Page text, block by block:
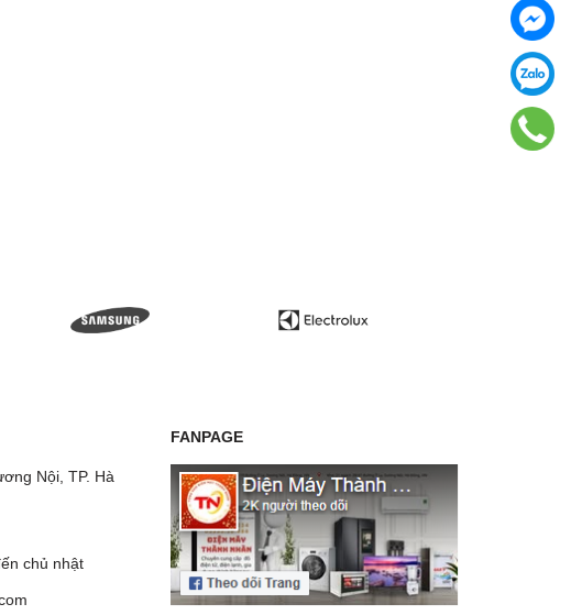
Nội, TP. Hà
chủ nhật
FANPAGE